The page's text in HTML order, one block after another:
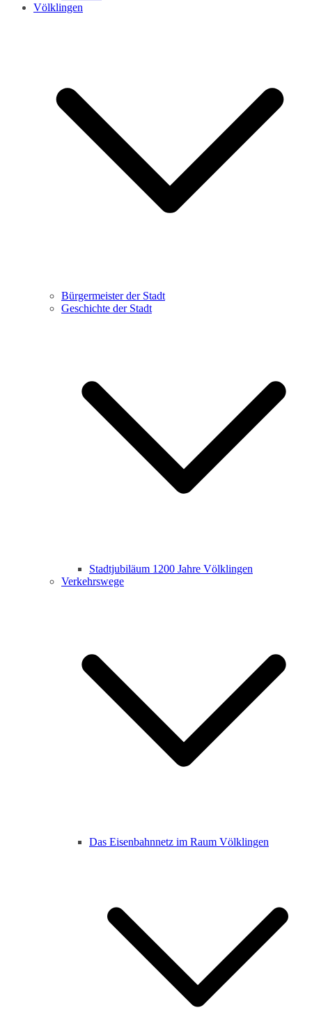
Völklingen
Bürgermeister der Stadt
Geschichte der Stadt
Stadtjubiläum 1200 Jahre Völklingen
Verkehrswege
Das Eisenbahnnetz im Raum Völklingen